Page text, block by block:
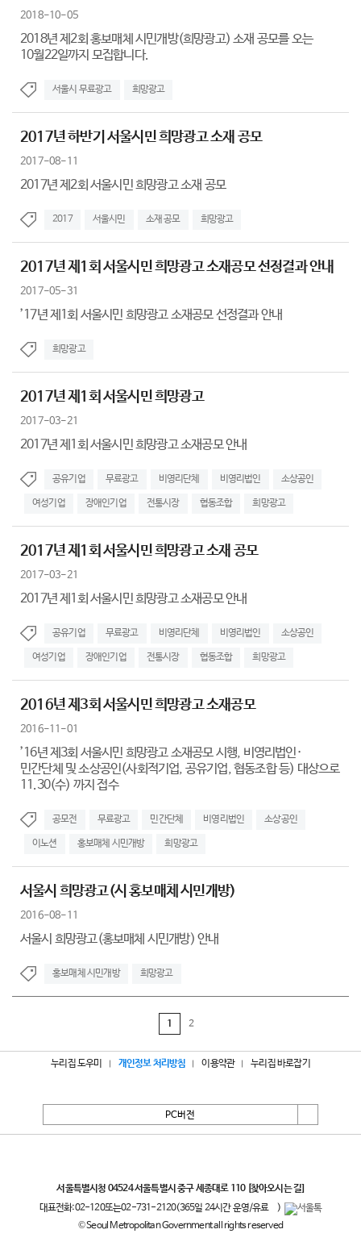
2018-10-05
2018년 제2회 홍보매체 시민개방(희망광고) 소재 공모를 오는
10월22일까지 모집합니다.
서울시 무료광고 희망광고
2017년 하반기 서울시민 희망광고 소재 공모
2017-08-11
2017년 제2회 서울시민 희망광고 소재 공모
2017 서울시민 소재 공모 희망광고
2017년 제1회 서울시민 희망광고 소재공모 선정결과 안내
2017-05-31
’17년 제1회 서울시민 희망광고 소재공모 선정결과 안내
희망광고
2017년 제1회 서울시민 희망광고
2017-03-21
2017년 제1회 서울시민 희망광고 소재공모 안내
공유기업 무료광고 비영리단체 비영리법인 소상공인
여성기업 장애인기업 전통시장 협동조합 희망광고
2017년 제1회 서울시민 희망광고 소재 공모
2017-03-21
2017년 제1회 서울시민 희망광고 소재공모 안내
공유기업 무료광고 비영리단체 비영리법인 소상공인
여성기업 장애인기업 전통시장 협동조합 희망광고
2016년 제3회 서울시민 희망광고 소재공모
2016-11-01
’16년 제3회 서울시민 희망광고 소재공모 시행, 비영리법인·
민간단체 및 소상공인(사회적기업, 공유기업, 협동조합 등) 대상으로
11.30(수) 까지 접수
공모전 무료광고 민간단체 비영리법인 소상공인
이노션 홍보매체 시민개방 희망광고
서울시 희망광고(시 홍보매체 시민개방)
2016-08-11
서울시 희망광고(홍보매체 시민개방) 안내
홍보매체 시민개방 희망광고
1 2
누리집 도우미 개인정보 처리방침 이용약관 누리집 바로잡기
PC버전
서울특별시청 04524 서울특별시 중구 세종대로 110 [찾아오시는 길]
대표전화:02-120또는02-731-2120(365일 24시간 운영/유료
)
© Seoul Metropolitan Government all rights reserved